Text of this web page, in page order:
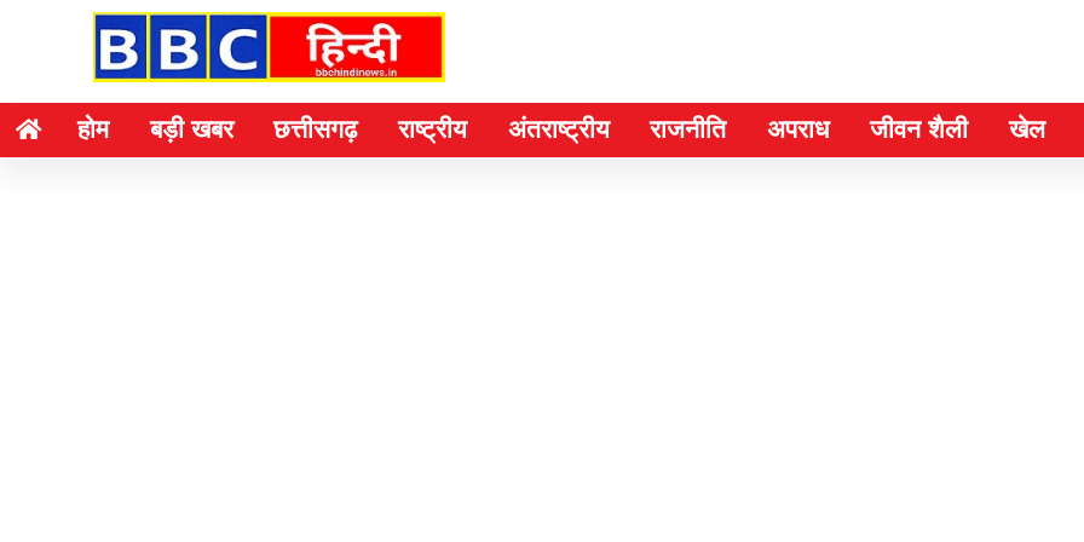
होम बड़ी खबर छत्तीसगढ़ राष्ट्रीय अंतराष्ट्रीय राजनीति अपराध जीवन शैली खेल